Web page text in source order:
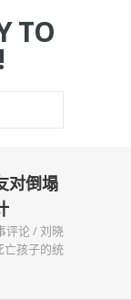
TO
对倒塌
评论/刘晓
亡孩子的统